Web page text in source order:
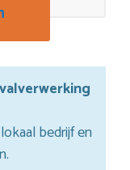
bedrijf en